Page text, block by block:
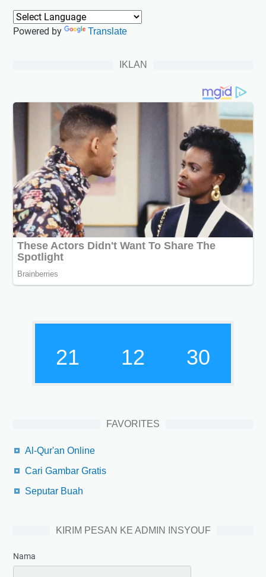
Powered by Translate
IKLAN
21 12 30
FAVORITES
Al-Qur'an Online
Cari Gambar Gratis
Seputar Buah
KIRIM PESAN KE ADMIN INSYOUF
Nama